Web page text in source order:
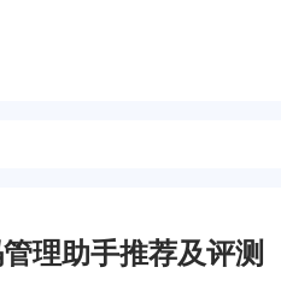
理助手推荐及评测